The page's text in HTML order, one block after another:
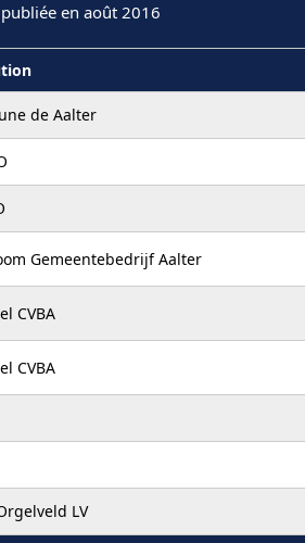
en août 2016
de Aalter
Gemeentebedrijf Aalter
CVBA
CVBA
LV